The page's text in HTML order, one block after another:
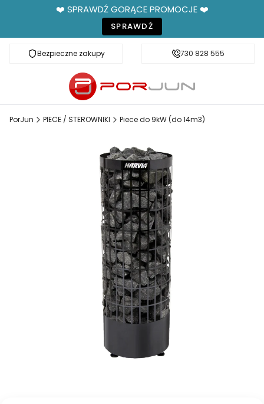
❤️ SPRAWDŹ GORĄCE PROMOCJE ❤️
SPRAWDŹ
Bezpieczne zakupy Fachowe doradztwo
730 828 555
PorJun PIECE / STEROWNIKI Piece do 9kW (do 14m3)